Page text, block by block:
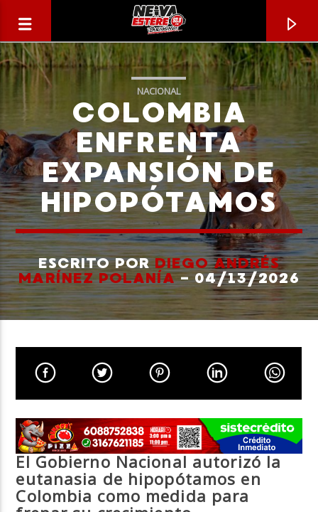
CANCIÓN ACTUAL
TÍTULO
ARTISTA
Neiva Estereo
NACIONAL
COLOMBIA
ENFRENTA
EXPANSIÓN DE
HIPOPÓTAMOS
ESCRITO PORDIEGO ANDRÉS
MARÍNEZ POLANÍA- 04/13/2026
El Gobierno Nacional autorizó la
eutanasia de hipopótamos en
Colombia como medida para